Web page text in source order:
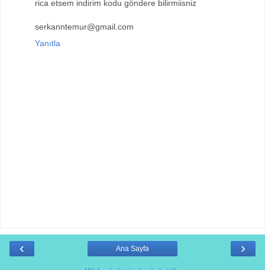
rica etsem indirim kodu göndere bilirmiisniz
serkanntemur@gmail.com
Yanıtla
‹ ›
Ana Sayfa